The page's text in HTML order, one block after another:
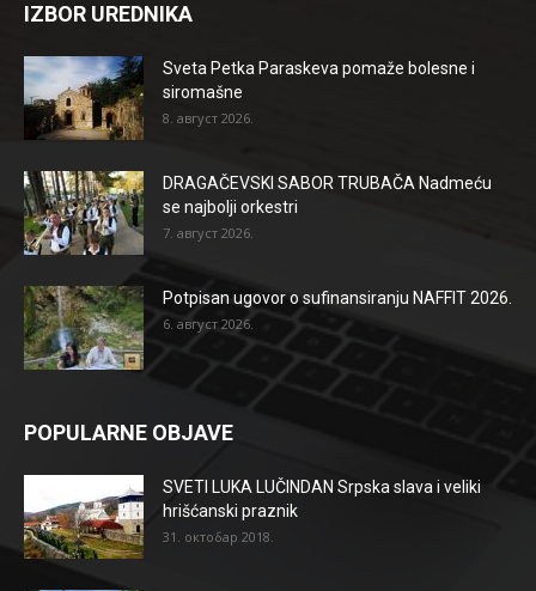
IZBOR UREDNIKA
Sveta Petka Paraskeva pomaže bolesne i
siromašne
8. август 2026.
DRAGAČEVSKI SABOR TRUBAČA Nadmeću
se najbolji orkestri
7. август 2026.
Potpisan ugovor o sufinansiranju NAFFIT 2026.
6. август 2026.
POPULARNE OBJAVE
SVETI LUKA LUČINDAN Srpska slava i veliki
hrišćanski praznik
31. октобар 2018.